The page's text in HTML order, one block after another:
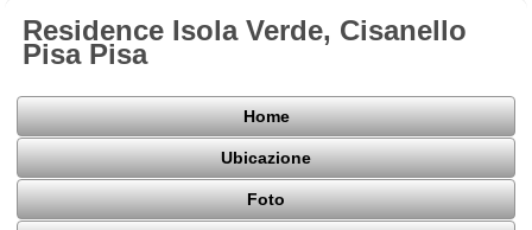
Residence Isola Verde, Cisanello
Pisa Pisa
Home
Ubicazione
Foto